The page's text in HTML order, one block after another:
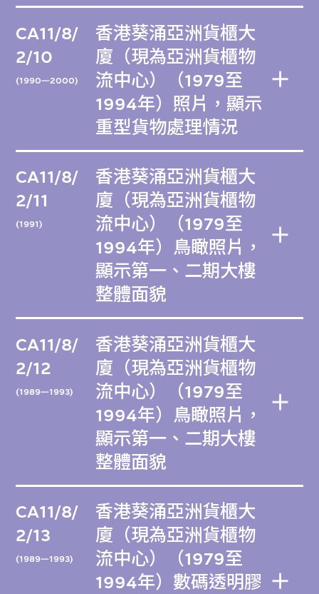
CA11/8/
2/10
(1990—2000)
香港葵涌亞洲貨櫃大
廈（現為亞洲貨櫃物
流中心）（1979至
1994年）照片，顯示
重型貨物處理情況
CA11/8/
2/11
(1991)
香港葵涌亞洲貨櫃大
廈（現為亞洲貨櫃物
流中心）（1979至
1994年）鳥瞰照片，
顯示第一、二期大樓
整體面貌
CA11/8/
2/12
(1989—1993)
香港葵涌亞洲貨櫃大
廈（現為亞洲貨櫃物
流中心）（1979至
1994年）鳥瞰照片，
顯示第一、二期大樓
整體面貌
CA11/8/
2/13
(1989—1993)
香港葵涌亞洲貨櫃大
廈（現為亞洲貨櫃物
流中心）（1979至
1994年）數碼透明膠